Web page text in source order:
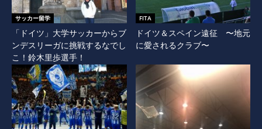
サッカー留学
「ドイツ」大学サッカーからブ
ンデスリーガに挑戦するなでし
こ！鈴木里歩選手！
FITA
ドイツ＆スペイン遠征 〜地元
に愛されるクラブ〜